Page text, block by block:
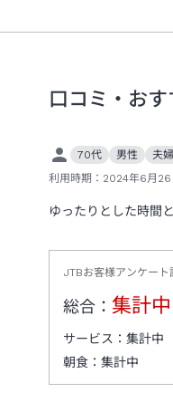
口コミ・お
70代 男性
夫
利用時期： 2024年6月26
ゆったりとした時間
JTBお客様アンケート
総合： 集計中
サービス： 集計中
朝食： 集計中